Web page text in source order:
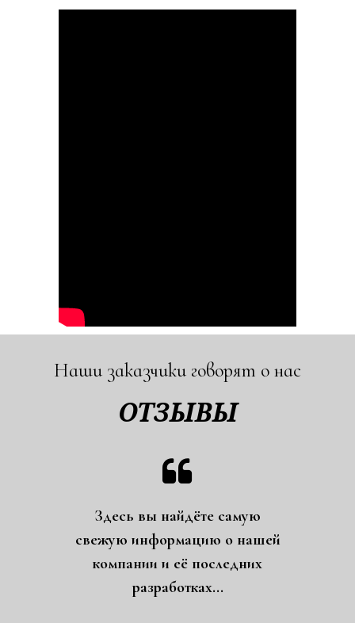
Наши заказчики говорят о нас
ОТЗЫВЫ

Здесь вы найдёте самую
свежую информацию о нашей
компании и её последних
разработках...